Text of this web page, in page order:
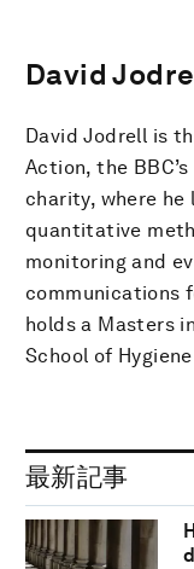
David
David Jodrell is
Action, the
charity, where
quantitative
monitoring and
communications
holds a Masters
School of
最新記事